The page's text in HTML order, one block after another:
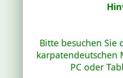
Bitte besuchen Sie
karpatendeutschen
PC oder